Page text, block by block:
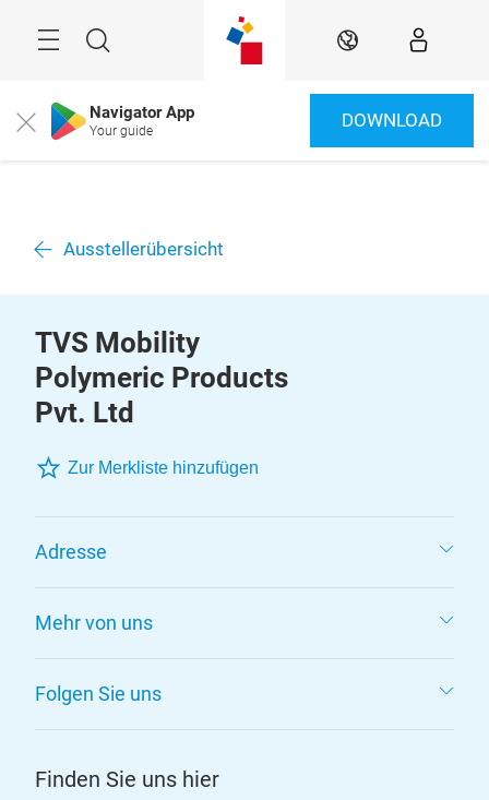
Suche DE
Close Navigator App
Your guide DOWNLOAD
Ausstellerübersicht
TVS Mobility
Polymeric Products
Pvt. Ltd
Zur Merkliste hinzufügen
Adresse
Mehr von uns
Folgen Sie uns
Finden Sie uns hier